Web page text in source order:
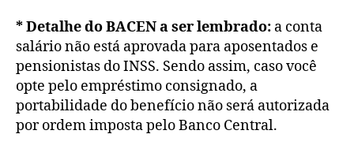
* Detalhe do BACEN a ser lembrado: a conta
salário não está aprovada para aposentados e
pensionistas do INSS. Sendo assim, caso você
opte pelo empréstimo consignado, a
portabilidade do benefício não será autorizada
por ordem imposta pelo Banco Central.